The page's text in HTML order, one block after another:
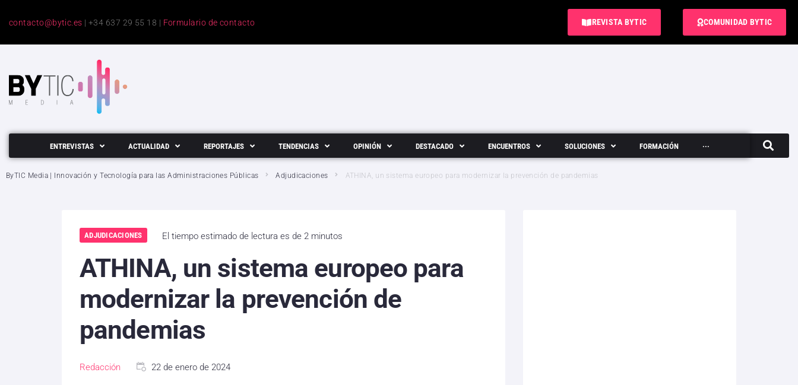
contacto@bytic.es | +34 637 29 55 18 | Formulario de contacto REVISTA BYTIC COMUNIDAD BYTIC
ENTREVISTAS ACTUALIDAD REPORTAJES TENDENCIAS OPINIÓN DESTACADO ENCUENTROS SOLUCIONES FORMACIÓN ···
ByTIC Media | Innovación y Tecnología para las Administraciones Públicas Adjudicaciones ATHINA, un sistema europeo para modernizar la prevención de pandemias
ADJUDICACIONES El tiempo estimado de lectura es de 2 minutos
ATHINA, un sistema europeo para
modernizar la prevención de
pandemias
Redacción 22 de enero de 2024